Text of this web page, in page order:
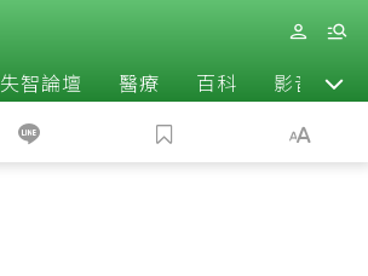
失智論壇 醫療 百科 影音